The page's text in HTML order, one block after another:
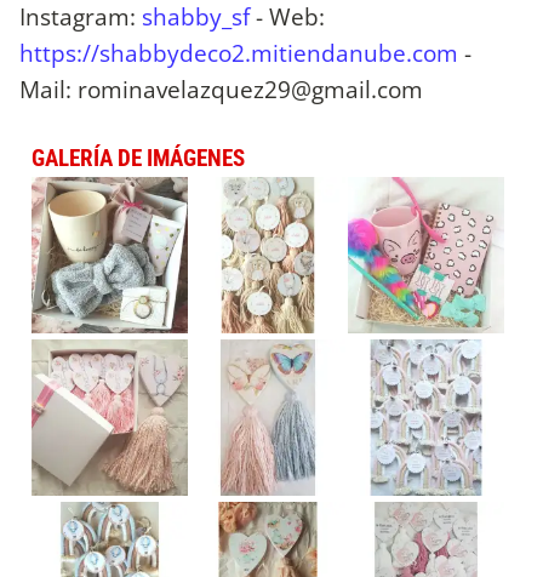
Instagram: shabby_sf- Web:
https://shabbydeco2.mitiendanube.com -
Mail: rominavelazquez29@gmail.com
GALERÍA DE IMÁGENES